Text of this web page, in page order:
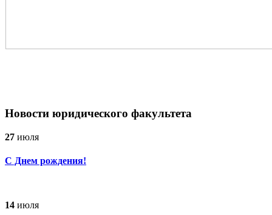
Новости юридического факультета
27 июля
С Днем рождения!
14 июля